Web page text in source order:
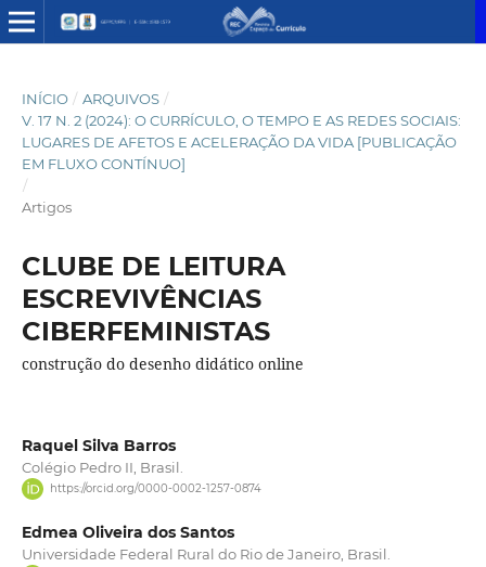
INÍCIO / ARQUIVOS /
V. 17 N. 2 (2024): O CURRÍCULO, O TEMPO E AS REDES SOCIAIS:
LUGARES DE AFETOS E ACELERAÇÃO DA VIDA [PUBLICAÇÃO
EM FLUXO CONTÍNUO]
/
Artigos
CLUBE DE LEITURA
ESCREVIVÊNCIAS
CIBERFEMINISTAS
construção do desenho didático online
Raquel Silva Barros
Colégio Pedro II, Brasil.
https://orcid.org/0000-0002-1257-0874
Edmea Oliveira dos Santos
Universidade Federal Rural do Rio de Janeiro, Brasil.